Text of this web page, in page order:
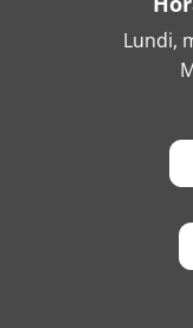
Lundi,